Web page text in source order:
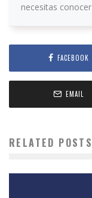
necesitas
FACEBOOK
EMAIL
RELATED POSTS